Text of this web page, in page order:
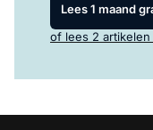
Lees 1 maand
of lees 2 artikelen